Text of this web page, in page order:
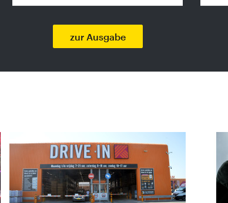
zur Ausgabe